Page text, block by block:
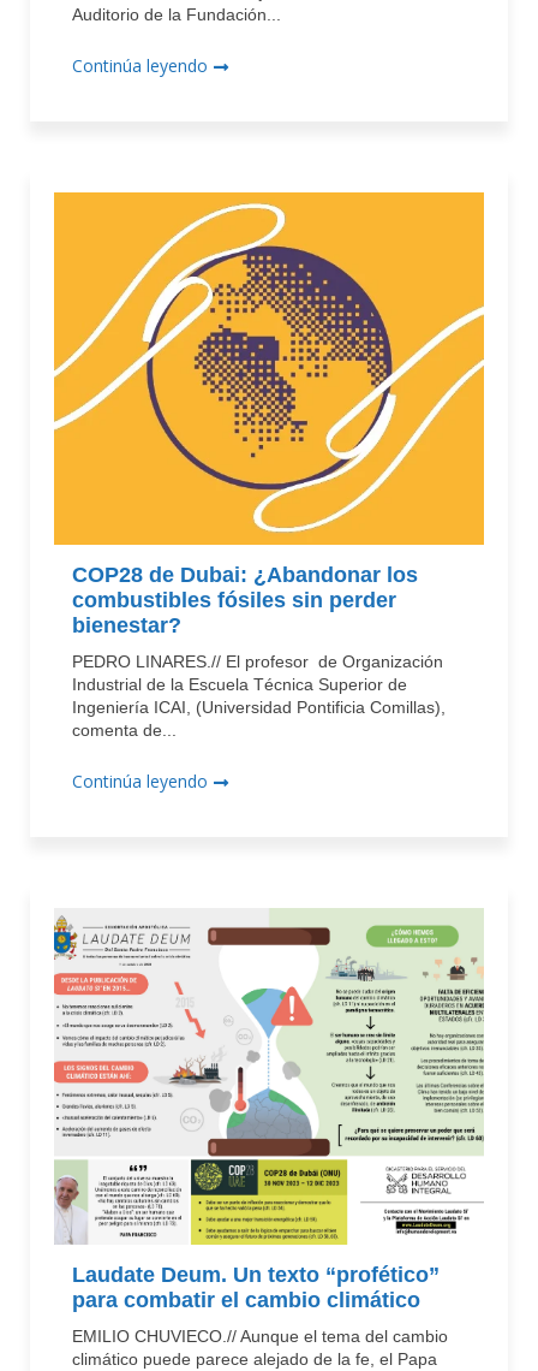
Auditorio de la Fundación...
Continúa leyendo
COP28 de Dubai: ¿Abandonar los
combustibles fósiles sin perder
bienestar?
PEDRO LINARES.// El profesor de Organización
Industrial de la Escuela Técnica Superior de
Ingeniería ICAI, (Universidad Pontificia Comillas),
comenta de...
Continúa leyendo
Laudate Deum. Un texto “profético”
para combatir el cambio climático
EMILIO CHUVIECO.// Aunque el tema del cambio
climático puede parece alejado de la fe, el Papa